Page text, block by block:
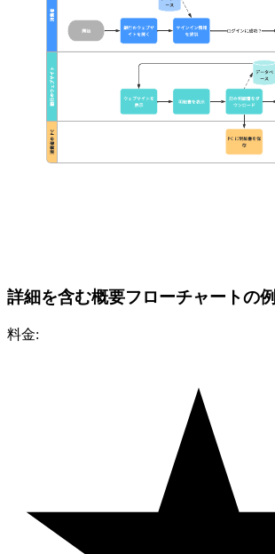
詳細を含む概要フローチャートの例
料金: